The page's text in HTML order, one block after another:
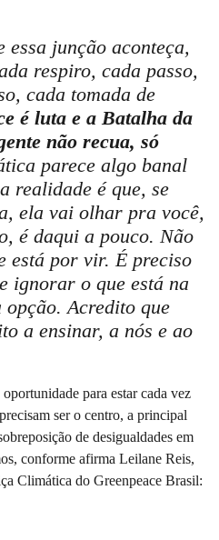
junção aconteça,
respiro, cada passo,
cada tomada de
é luta e a Batalha da
não recua, só
parece algo banal
realidade é que, se
ela vai olhar pra você,
é daqui a pouco. Não
está por vir. É preciso
ignorar o que está na
opção. Acredito que
a ensinar, a nós e ao
para estar cada vez
ser o centro, a principal
de desigualdades em
conforme afirma Leilane Reis,
Climática do Greenpeace Brasil: